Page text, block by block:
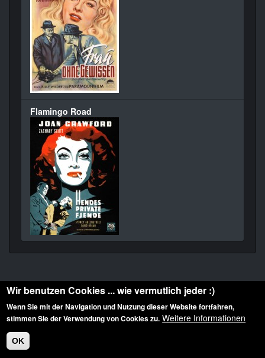
Flamingo Road
Diese Website ist urheberrechtlich geschützt: © 2010-2026 der Film Noir de. Alle
Rechte vorbehalten.
Wir benutzen Cookies ... wie vermutlich jeder :)
Wenn Sie mit der Navigation und Nutzung dieser Website fortfahren,
stimmen Sie der Verwendung von Cookies zu. Weitere Informationen
OK